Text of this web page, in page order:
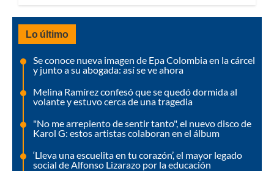
Lo último
Se conoce nueva imagen de Epa Colombia en la cárcel
y junto a su abogada: así se ve ahora
Melina Ramírez confesó que se quedó dormida al
volante y estuvo cerca de una tragedia
"No me arrepiento de sentir tanto", el nuevo disco de
Karol G: estos artistas colaboran en el álbum
‘Lleva una escuelita en tu corazón’, el mayor legado
social de Alfonso Lizarazo por la educación